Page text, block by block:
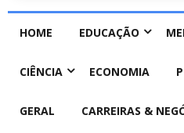
HOME EDUCAÇÃO
CIÊNCIA ECONOMIA
GERAL CARREIRAS &